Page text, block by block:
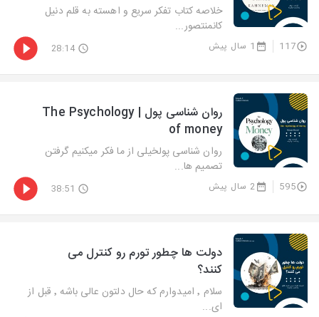
خلاصه کتاب تفکر سریع و اهسته به قلم دنیل
کانمنتصور...
117 1 سال پیش 28:14
روان شناسی پول | The Psychology
of money
روان شناسی پولخیلی از ما فکر میکنیم گرفتن
تصمیم ها...
595 2 سال پیش 38:51
دولت ها چطور تورم رو کنترل می
کنند؟
سلام ٬ امیدوارم که حال دلتون عالی باشه ٬ قبل از
ای...